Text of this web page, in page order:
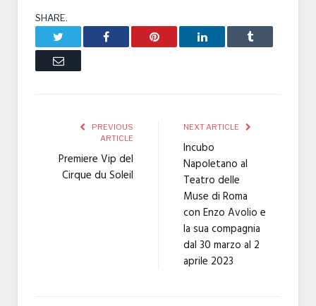
SHARE.
Facebook Pinterest LinkedIn Tumblr
Email
PREVIOUS
ARTICLE
Premiere Vip del
Cirque du Soleil
NEXT ARTICLE
Incubo
Napoletano al
Teatro delle
Muse di Roma
con Enzo Avolio e
la sua compagnia
dal 30 marzo al 2
aprile 2023